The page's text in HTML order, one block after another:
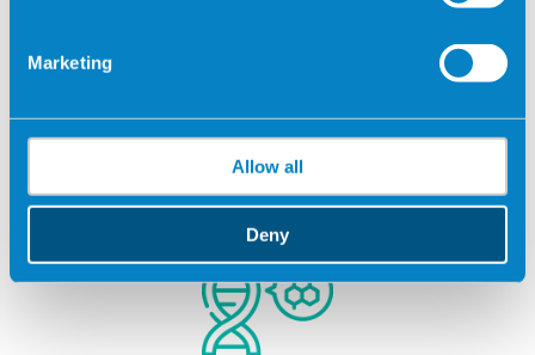
Marketing
Allow all
Deny
TIME-LAPSE